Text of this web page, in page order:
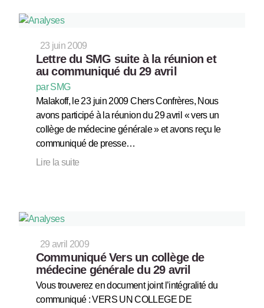
23 juin 2009
Lettre du SMG suite à la réunion et
au communiqué du 29 avril
par SMG
Malakoff, le 23 juin 2009 Chers Confrères, Nous
avons participé à la réunion du 29 avril « vers un
collège de médecine générale » et avons reçu le
communiqué de presse…
Lire la suite
29 avril 2009
Communiqué Vers un collège de
médecine générale du 29 avril
Vous trouverez en document joint l’intégralité du
communiqué : VERS UN COLLEGE DE